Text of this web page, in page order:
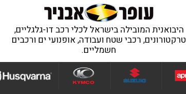
היבואנית המובילה בישראל לכלי רכב דו-גלגליים,
טרקטורונים, רכבי שטח ועבודה, אופנועי ים ורכבים
חשמליים.